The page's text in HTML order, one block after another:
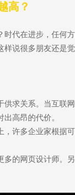
高？
时代在进步，任何
说很多朋友还是觉
供求关系。当互联
高昂的代价。
，许多企业家根据
多的网页设计师。